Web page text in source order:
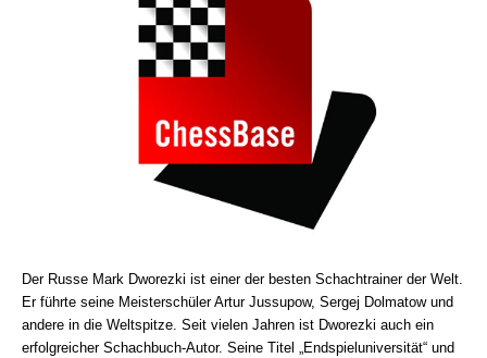
Der Russe Mark Dworezki ist einer der besten Schachtrainer der Welt.
Er führte seine Meisterschüler Artur Jussupow, Sergej Dolmatow und
andere in die Weltspitze. Seit vielen Jahren ist Dworezki auch ein
erfolgreicher Schachbuch-Autor. Seine Titel „Endspieluniversität“ und